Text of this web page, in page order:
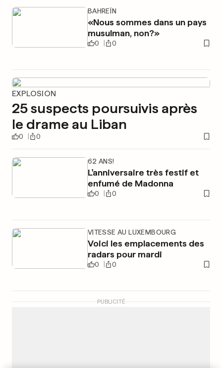
BAHREÏN
«Nous sommes dans un pays
musulman, non?»
0 0
EXPLOSION
25 suspects poursuivis après
le drame au Liban
0 0
62 ANS!
L'anniversaire très festif et
enfumé de Madonna
0 0
VITESSE AU LUXEMBOURG
Voici les emplacements des
radars pour mardi
0 0
PUBLICITÉ